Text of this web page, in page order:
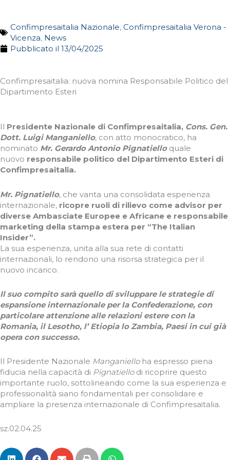
Confimpresaitalia Nazionale, Confimpresaitalia Verona -
Vicenza, News
Pubblicato il 13/04/2025
Confimpresaitalia: nuova nomina Responsabile Politico del
Dipartimento Esteri
Il Presidente Nazionale di Confimpresaitalia, Cons. Gen.
Dott. Luigi Manganiello, con atto monocratico, ha
nominato Mr. Gerardo Antonio Pignatielloquale
nuovo responsabile politico del Dipartimento Esteri di
Confimpresaitalia.
Mr. Pignatiello, che vanta una consolidata esperienza
internazionale, ricopre ruoli di rilievo come advisor per
diverse Ambasciate Europee e Africane e responsabile
marketing della stampa estera per “The Italian
Insider”.
La sua esperienza, unita alla sua rete di contatti
internazionali, lo rendono una risorsa strategica per il
nuovo incarico.
Il suo compito sarà quello di sviluppare le strategie di
espansione internazionale per la Confederazione, con
particolare attenzione alle relazioni estere con la
Romania, il Lesotho, l’ Etiopia lo Zambia, Paesi in cui già
opera con successo.
Il Presidente Nazionale Manganielloha espresso piena
fiducia nella capacità di Pignatiello di ricoprire questo
importante ruolo, sottolineando come la sua esperienza e
professionalità siano fondamentali per consolidare e
ampliare la presenza internazionale di Confimpresaitalia.
sz.02.04.25